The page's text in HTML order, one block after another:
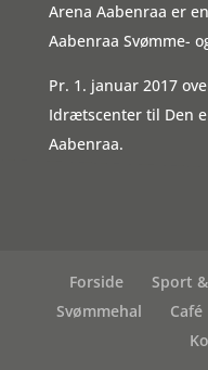
Arena Aabenraa er
Aabenraa Svømme-
Pr. 1. januar 2017
Idrætscenter til Den
Aabenraa.
Forside Sport
Svømmehal
Café